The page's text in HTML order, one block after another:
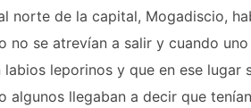
norte de la capital, Mogadiscio,
no se atrevían a salir y cuando
leporinos y que en ese lugar
algunos llegaban a decir que